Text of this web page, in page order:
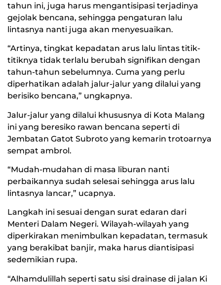
tahun ini, juga harus mengantisipasi terjadinya
gejolak bencana, sehingga pengaturan lalu
lintasnya nanti juga akan menyesuaikan.
“Artinya, tingkat kepadatan arus lalu lintas titik-
titiknya tidak terlalu berubah signifikan dengan
tahun-tahun sebelumnya. Cuma yang perlu
diperhatikan adalah jalur-jalur yang dilalui yang
berisiko bencana,” ungkapnya.
Jalur-jalur yang dilalui khususnya di Kota Malang
ini yang beresiko rawan bencana seperti di
Jembatan Gatot Subroto yang kemarin trotoarnya
sempat ambrol.
“Mudah-mudahan di masa liburan nanti
perbaikannya sudah selesai sehingga arus lalu
lintasnya lancar,” ucapnya.
Langkah ini sesuai dengan surat edaran dari
Menteri Dalam Negeri. Wilayah-wilayah yang
diperkirakan menimbulkan kepadatan, termasuk
yang berakibat banjir, maka harus diantisipasi
sedemikian rupa.
“Alhamdulillah seperti satu sisi drainase di jalan Ki